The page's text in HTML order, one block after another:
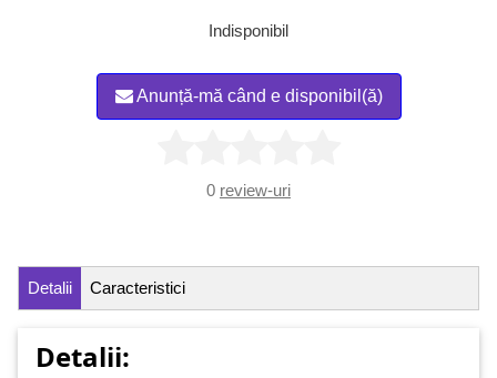
Indisponibil
Anunță-mă când e disponibil(ă)
0 review-uri
Detalii Caracteristici
Detalii: